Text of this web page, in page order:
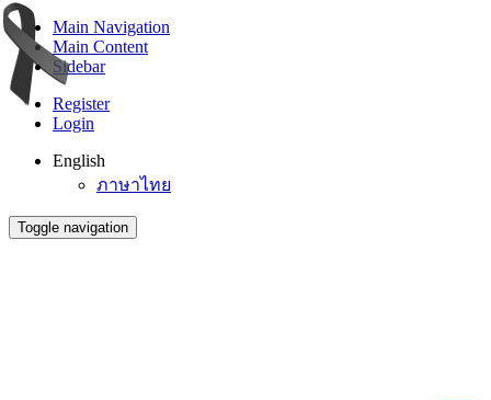
Main Navigation
Main Content
Sidebar
Register
Login
English
ภาษาไทย
Toggle navigation